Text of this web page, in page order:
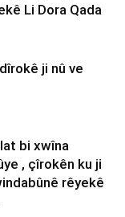
Li Dora Qada
ji nû ve
bi xwîna
, çîrokên ku ji
rêyekê